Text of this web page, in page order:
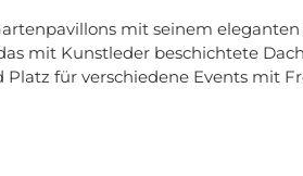
mit seinem
mit Kunstleder beschichtete
Platz für verschiedene Events mit